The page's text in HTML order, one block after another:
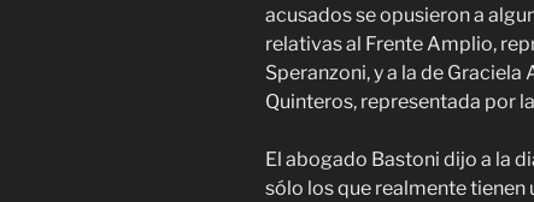
acusados se opusieron a
relativas al Frente Amplio,
Speranzoni, y a la de
Quinteros, representada por
El abogado Bastoni dijo a la
sólo los que realmente tienen